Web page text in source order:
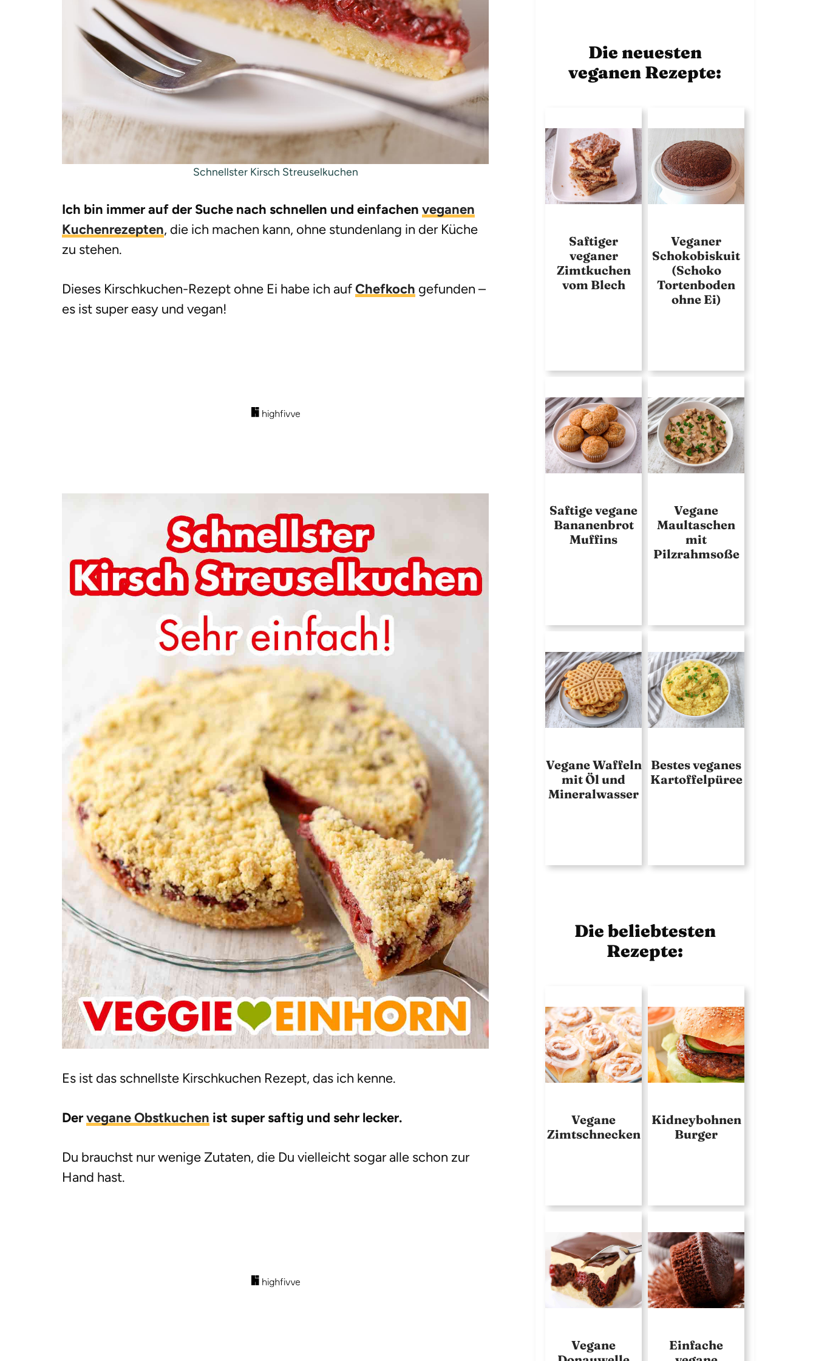
Schnellster Kirsch Streuselkuchen
Ich bin immer auf der Suche nach schnellen und einfachen veganen
Kuchenrezepten, die ich machen kann, ohne stundenlang in der Küche
zu stehen.
Dieses Kirschkuchen-Rezept ohne Ei habe ich aufChefkoch gefunden –
es ist super easy und vegan!
Es ist das schnellste Kirschkuchen Rezept, das ich kenne.
Dervegane Obstkuchen ist super saftig und sehr lecker.
Du brauchst nur wenige Zutaten, die Du vielleicht sogar alle schon zur
Hand hast.
Die neuesten
veganen Rezepte:
Saftiger
veganer
Zimtkuchen
vom Blech
Veganer
Schokobiskuit
(Schoko
Tortenboden
ohne Ei)
Saftige vegane
Bananenbrot
Muffins
Vegane
Maultaschen
mit
Pilzrahmsoße
Vegane Waffeln
mit Öl und
Mineralwasser
Bestes veganes
Kartoffelpüree
Die beliebtesten
Rezepte:
Vegane
Zimtschnecken
Kidneybohnen
Burger
Vegane
Einfache